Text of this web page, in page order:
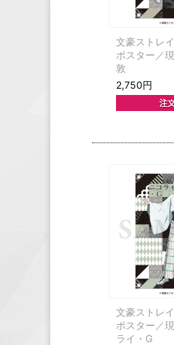
文豪ストレ
ポスター／
敦
2,750円
文豪ストレ
ポスター／
ライ・G